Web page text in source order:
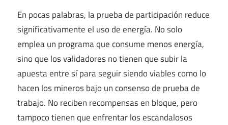
En pocas palabras, la prueba de participación reduce
significativamente el uso de energía. No solo
emplea un programa que consume menos energía,
sino que los validadores no tienen que subir la
apuesta entre sí para seguir siendo viables como lo
hacen los mineros bajo un consenso de prueba de
trabajo. No reciben recompensas en bloque, pero
tampoco tienen que enfrentar los escandalosos